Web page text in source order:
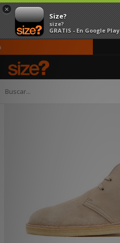
×
Size?
size?
GRATIS - En Google Play
Página principal